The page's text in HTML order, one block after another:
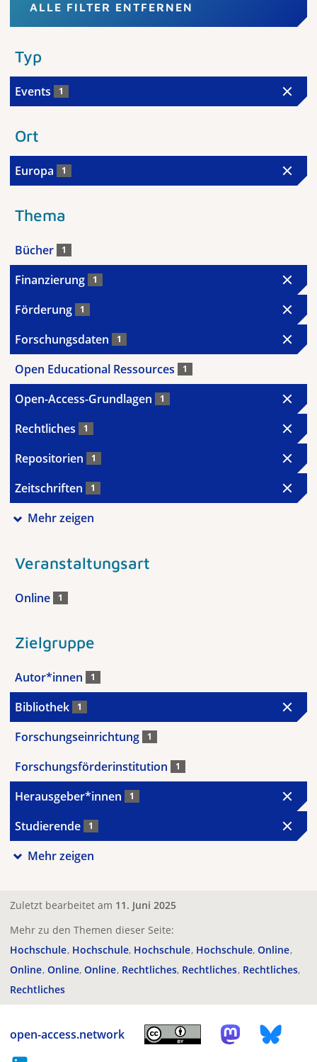
ALLE FILTER ENTFERNEN
Typ
Events 1
Ort
Europa 1
Thema
Bücher 1
Finanzierung 1
Förderung 1
Forschungsdaten 1
Open Educational Ressources 1
Open-Access-Grundlagen 1
Rechtliches 1
Repositorien 1
Zeitschriften 1
Mehr zeigen
Veranstaltungsart
Online 1
Zielgruppe
Autor*innen 1
Bibliothek 1
Forschungseinrichtung 1
Forschungsförderinstitution 1
Herausgeber*innen 1
Studierende 1
Mehr zeigen
Zuletzt bearbeitet am 11. Juni 2025
Mehr zu den Themen dieser Seite:
Hochschule Hochschule Hochschule Hochschule Online
Online Online Online Rechtliches Rechtliches Rechtliches
Rechtliches
open-access.network